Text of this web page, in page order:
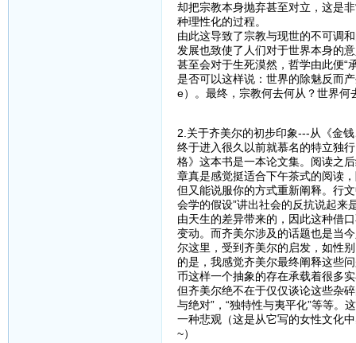
却把宗教本身抛弃甚至对立，这是
种理性化的过程。
由此这导致了宗教与现世的不可调
发展也致使了人们对于世界本身的
甚至会对于生死漠然，哲学由此便“
是否可以这样说：世界的除魅反而
e）。最终，宗教何去何从？世界何
2.关于齐美尔的初步印象---从《金
终于进入很久以前就慕名的特立独
格》这本书是一本论文集。阅读之
章真是感觉挺适合下午茶式的阅读
但又能说服你的方式重新阐释。行
会学的假设”讲出社会的反抗说起来
由天生的差异带来的，因此这种借
变动。而齐美尔涉及的话题也是当
尔这里，受到齐美尔的启发，如性
的是，我感觉齐美尔最终阐释这些
币这样一个抽象的存在承载着很多
但齐美尔绝不在于仅仅谈论这些杂
与绝对”，“独特性与夷平化”等等。
一种悲观（这是从它写的女性文化
~）